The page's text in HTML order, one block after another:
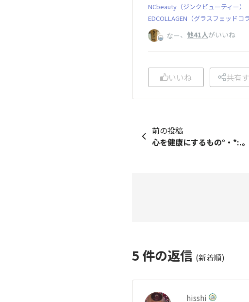
NCbeauty（ジンクビューティー）
EDCOLLAGEN（グラスフェッドコ
なー、 他41人がいいね
いいね 共有
前の投稿
心を健康にするもの°・*:.
5 件の返信 (新着順)
hisshi